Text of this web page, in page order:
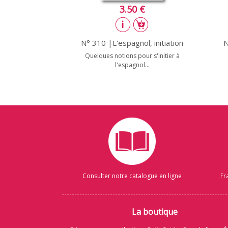
3.50 €
N° 310 |L'espagnol, initiation
Quelques notions pour s'initier à
l'espagnol...
Consulter notre catalogue en ligne
La boutique